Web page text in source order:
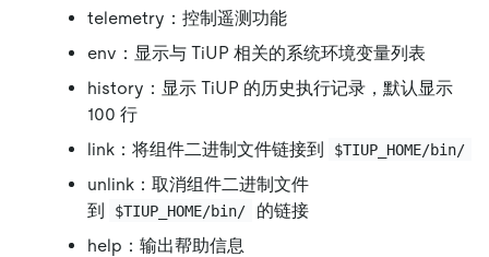
telemetry：控制遥测功能
env：显示与 TiUP 相关的系统环境变量列表
history：显示 TiUP 的历史执行记录，默认显示
100 行
link：将组件二进制文件链接到
$TIUP_HOME/bin/
unlink：取消组件二进制文件
到
$TIUP_HOME/bin/
的链接
help：输出帮助信息